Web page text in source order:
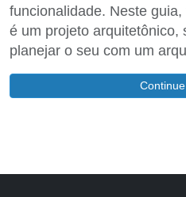
funcionalidade. Neste
é um projeto arquitetônico,
planejar o seu com um